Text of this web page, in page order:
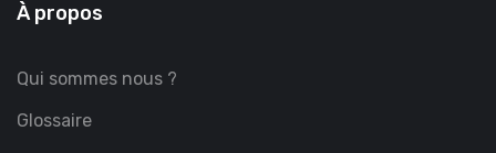
À propos
Qui sommes nous ?
Glossaire